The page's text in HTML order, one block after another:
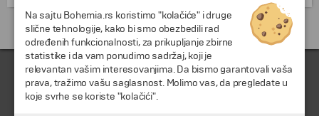
Putovanja i odmori do Italija »
Na sajtu Bohemia.rs koristimo "kolačiće" i druge
slične tehnologije, kako bi smo obezbedili rad
određenih funkcionalnosti, za prikupljanje zbirne
statistike i da vam ponudimo sadržaj, koji je
relevantan vašim interesovanjima. Da bismo garantovali vaša
prava, tražimo vašu saglasnost. Molimo vas, da pregledate u
koje svrhe se koriste "kolačići".